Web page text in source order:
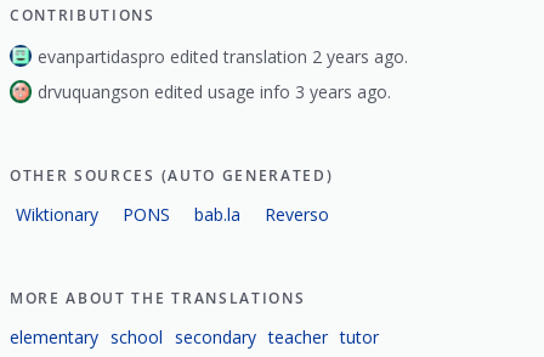
CONTRIBUTIONS
evanpartidaspro edited translation 2 years ago.
drvuquangson edited usage info 3 years ago.
OTHER SOURCES (AUTO GENERATED)
Wiktionary PONS bab.la Reverso
MORE ABOUT THE TRANSLATIONS
elementary school secondary teacher tutor